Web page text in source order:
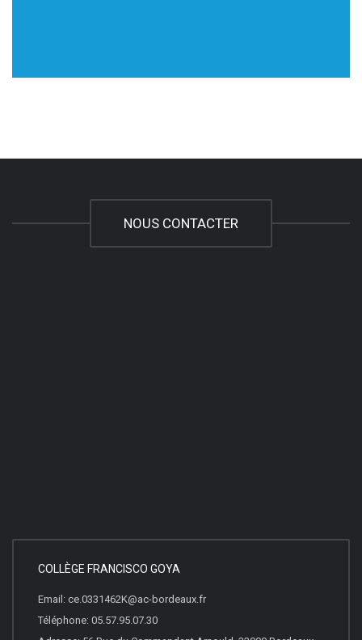
NOUS CONTACTER
COLLÈGE FRANCISCO GOYA
Email: ce.0331462K@ac-bordeaux.fr
Téléphone: 05.57.95.07.30